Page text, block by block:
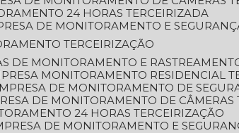
24 HORAS TERCEIRIZADA
DE MONITORAMENTO E
TERCEIRIZAÇÃO
DE MONITORAMENTO E
MONITORAMENTO RESIDENCIAL
EMPRESA DE MONITORAMENTO DE
DE MONITORAMENTO DE CÂMERAS
24 HORAS TERCEIRIZAÇÃO
DE MONITORAMENTO E